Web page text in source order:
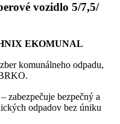
vozidlo 5/7,5/
EKOMUNAL
komunálneho odpadu,
– zabezpečuje bezpečný a
odpadov bez úniku